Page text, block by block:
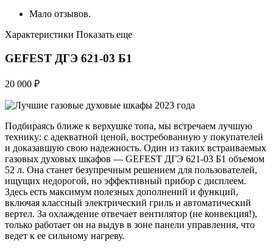
Мало отзывов.
Характеристики Показать еще
GEFEST ДГЭ 621-03 Б1
20 000 ₽
Подбираясь ближе к верхушке топа, мы встречаем лучшую
технику: с адекватной ценой, востребованную у покупателей
и доказавшую свою надежность. Один из таких встраиваемых
газовых духовых шкафов — GEFEST ДГЭ 621-03 Б1 объемом
52 л. Она станет безупречным решением для пользователей,
ищущих недорогой, но эффективный прибор с дисплеем.
Здесь есть максимум полезных дополнений и функций,
включая классный электрический гриль и автоматический
вертел. За охлаждение отвечает вентилятор (не конвекция!),
только работает он на выдув в зоне панели управления, что
ведет к ее сильному нагреву.